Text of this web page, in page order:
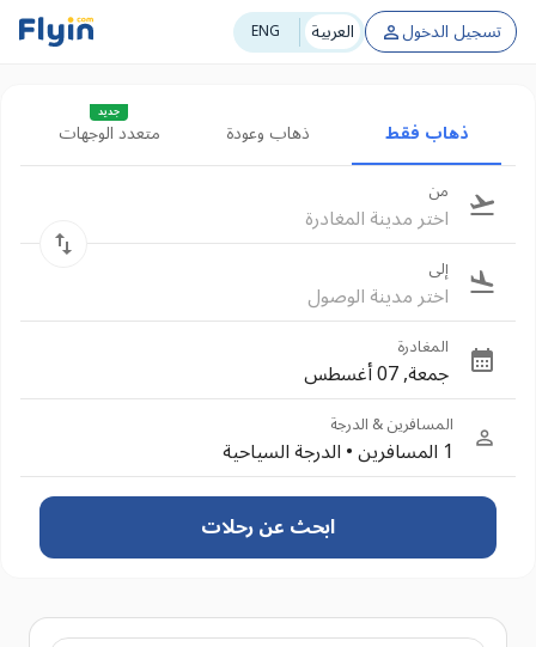
ENG العربية تسجيل الدخول
ذهاب فقط ذهاب وعودة متعدد الوجهات
جديد
من
اختر مدينة المغادرة
إلى
اختر مدينة الوصول
المغادرة
جمعة, 07 أغسطس
المسافرين & الدرجة
1 المسافرين •الدرجة السياحية
ابحث عن رحلات